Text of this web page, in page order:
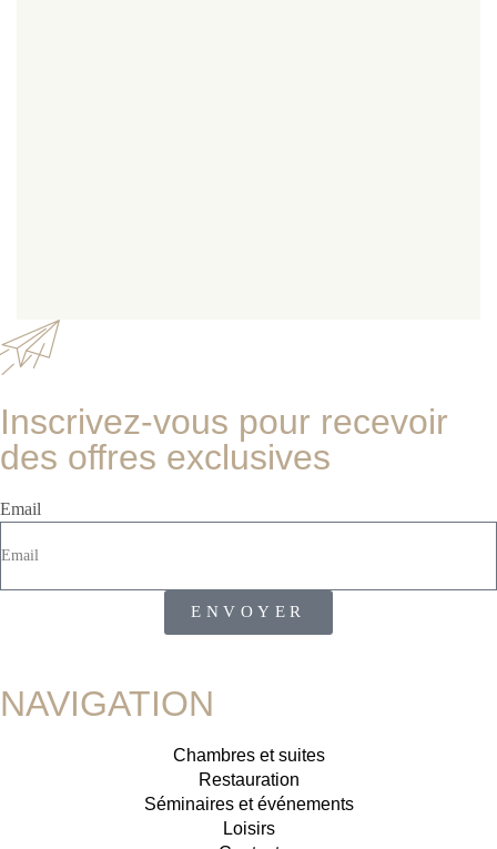
Inscrivez-vous pour recevoir
des offres exclusives
Email
ENVOYER
NAVIGATION
Chambres et suites
Restauration
Séminaires et événements
Loisirs